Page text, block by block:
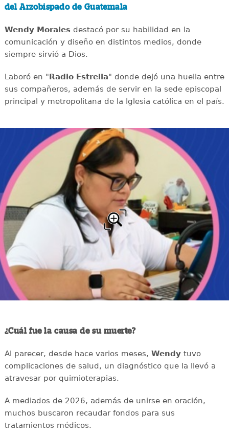
del Arzobispado de Guatemala
Wendy Moralesdestacó por su habilidad en la
comunicación y diseño en distintos medios, donde
siempre sirvió a Dios.
Laboró en " Radio Estrella" donde dejó una huella entre
sus compañeros, además de servir en la sede episcopal
principal y metropolitana de la Iglesia católica en el país.
¿Cuál fue la causa de su muerte?
Al parecer, desde hace varios meses, Wendytuvo
complicaciones de salud, un diagnóstico que la llevó a
atravesar por quimioterapias.
A mediados de 2026, además de unirse en oración,
muchos buscaron recaudar fondos para sus
tratamientos médicos.